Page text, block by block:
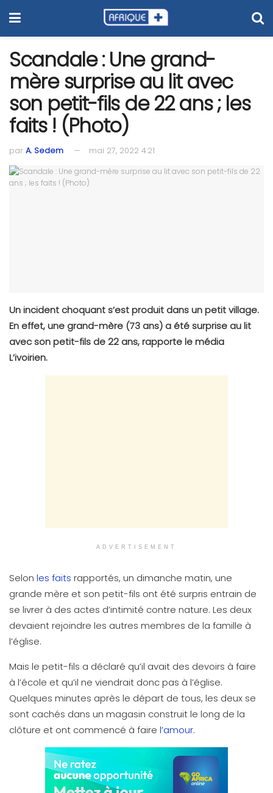
Scandale : Une grand-
mère surprise au lit avec
son petit-fils de 22 ans ; les
faits ! (Photo)
par A. Sedem mai 27, 2022 4:21
Un incident choquant s’est produit dans un petit village.
En effet, une grand-mère (73 ans) a été surprise au lit
avec son petit-fils de 22 ans, rapporte le média
L’ivoirien.
ADVERTISEMENT
Selon les faits rapportés, un dimanche matin, une
grande mère et son petit-fils ont été surpris entrain de
se livrer à des actes d’intimité contre nature. Les deux
devaient rejoindre les autres membres de la famille à
l’église.
Mais le petit-fils a déclaré qu’il avait des devoirs à faire
à l’école et qu’il ne viendrait donc pas à l’église.
Quelques minutes après le départ de tous, les deux se
sont cachés dans un magasin construit le long de la
clôture et ont commencé à faire l’amour.